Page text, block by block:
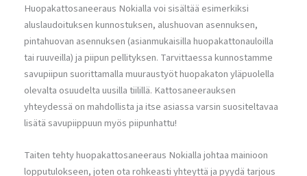
Huopakattosaneeraus Nokialla voi sisältää esimerkiksi
aluslaudoituksen kunnostuksen, alushuovan asennuksen,
pintahuovan asennuksen (asianmukaisilla huopakattonauloilla
tai ruuveilla) ja piipun pellityksen. Tarvittaessa kunnostamme
savupiipun suorittamalla muuraustyöt huopakaton yläpuolella
olevalta osuudelta uusilla tiilillä. Kattosaneerauksen
yhteydessä on mahdollista ja itse asiassa varsin suositeltavaa
lisätä savupiippuun myös piipunhattu!
Taiten tehty huopakattosaneeraus Nokialla johtaa mainioon
lopputulokseen, joten ota rohkeasti yhteyttä ja pyydä tarjous